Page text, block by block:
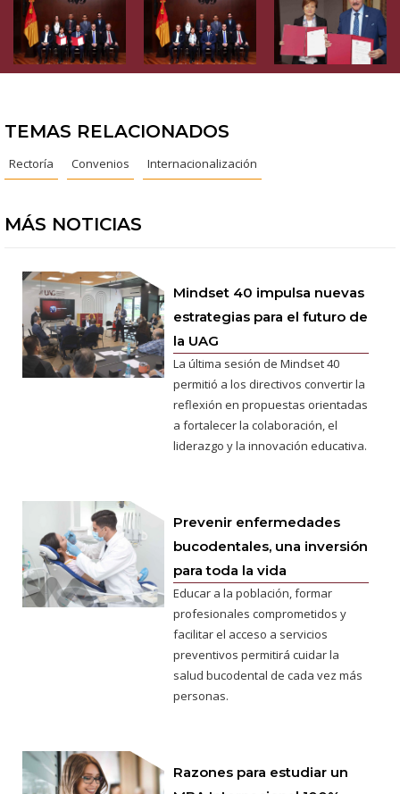
TEMAS RELACIONADOS
Rectoría Convenios Internacionalización
MÁS NOTICIAS
Mindset 40 impulsa nuevas
estrategias para el futuro de
la UAG
La última sesión de Mindset 40
permitió a los directivos convertir la
reflexión en propuestas orientadas
a fortalecer la colaboración, el
liderazgo y la innovación educativa.
Prevenir enfermedades
bucodentales, una inversión
para toda la vida
Educar a la población, formar
profesionales comprometidos y
facilitar el acceso a servicios
preventivos permitirá cuidar la
salud bucodental de cada vez más
personas.
Razones para estudiar un